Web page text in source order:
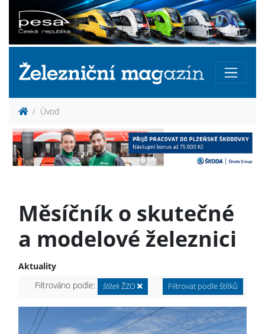
Úvod
Měsíčník o skutečné
a modelové železnici
Aktuality
Filtrováno podle:
štítekŽZO Filtrovat podle štítků